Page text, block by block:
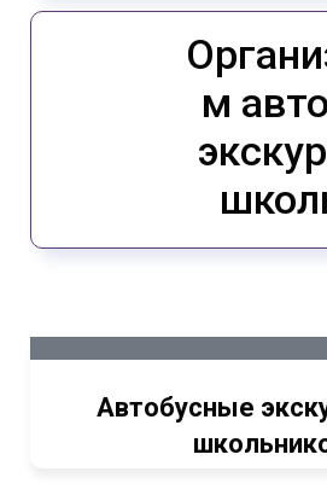
м
Автобусные